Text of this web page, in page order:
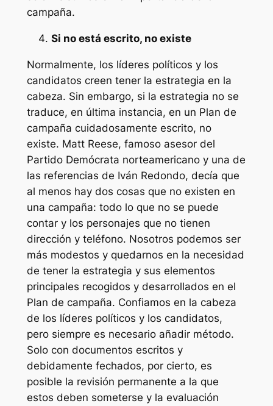
campaña.
Si no está escrito, no existe
Normalmente, los líderes políticos y los
candidatos creen tener la estrategia en la
cabeza. Sin embargo, si la estrategia no se
traduce, en última instancia, en un Plan de
campaña cuidadosamente escrito, no
existe. Matt Reese, famoso asesor del
Partido Demócrata norteamericano y una de
las referencias de Iván Redondo, decía que
al menos hay dos cosas que no existen en
una campaña: todo lo que no se puede
contar y los personajes que no tienen
dirección y teléfono. Nosotros podemos ser
más modestos y quedarnos en la necesidad
de tener la estrategia y sus elementos
principales recogidos y desarrollados en el
Plan de campaña. Confiamos en la cabeza
de los líderes políticos y los candidatos,
pero siempre es necesario añadir método.
Solo con documentos escritos y
debidamente fechados, por cierto, es
posible la revisión permanente a la que
estos deben someterse y la evaluación